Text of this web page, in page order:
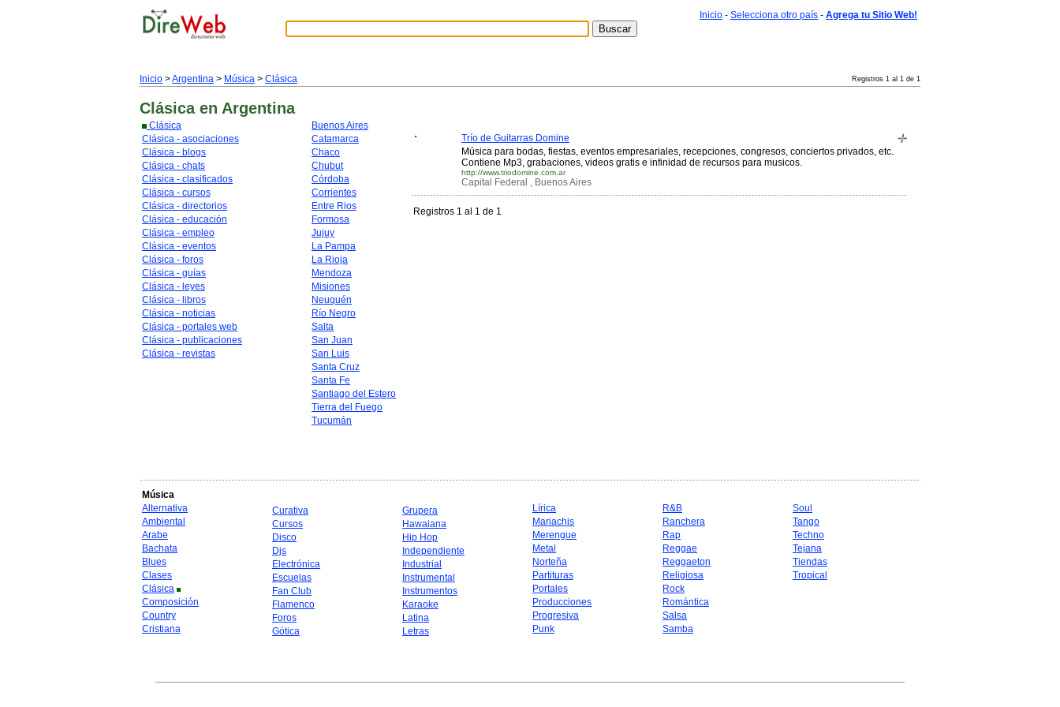
Inicio - Selecciona otro país - Agrega tu Sitio Web!
Inicio >Argentina > Música > Clásica Registros 1 al 1 de 1
Clásica en Argentina
Clásica
Clásica - asociaciones
Clásica - blogs
Clásica - chats
Clásica - clasificados
Clásica - cursos
Clásica - directorios
Clásica - educación
Clásica - empleo
Clásica - eventos
Clásica - foros
Clásica - guías
Clásica - leyes
Clásica - libros
Clásica - noticias
Clásica - portales web
Clásica - publicaciones
Clásica - revistas
Buenos Aires
Catamarca
Chaco
Chubut
Córdoba
Corrientes
Entre Rios
Formosa
Jujuy
La Pampa
La Rioja
Mendoza
Misiones
Neuquén
Río Negro
Salta
San Juan
San Luis
Santa Cruz
Santa Fe
Santiago del Estero
Tierra del Fuego
Tucumán
Trío de Guitarras Domine
Música para bodas, fiestas, eventos empresariales, recepciones, congresos, conciertos privados, etc.
Contiene Mp3, grabaciones, videos gratis e infinidad de recursos para musicos.
http://www.triodomine.com.ar
Capital Federal , Buenos Aires
Registros 1 al 1 de 1
Música
Alternativa
Ambiental
Arabe
Bachata
Blues
Clases
Clásica
Composición
Country
Cristiana
Curativa
Cursos
Disco
Djs
Electrónica
Escuelas
Fan Club
Flamenco
Foros
Gótica
Grupera
Hawaiana
Hip Hop
Independiente
Industrial
Instrumental
Instrumentos
Karaoke
Latina
Letras
Lírica
Mariachis
Merengue
Metal
Norteña
Partituras
Portales
Producciones
Progresiva
Punk
R&B
Ranchera
Rap
Reggae
Reggaeton
Religiosa
Rock
Romántica
Salsa
Samba
Soul
Tango
Techno
Tejana
Tiendas
Tropical